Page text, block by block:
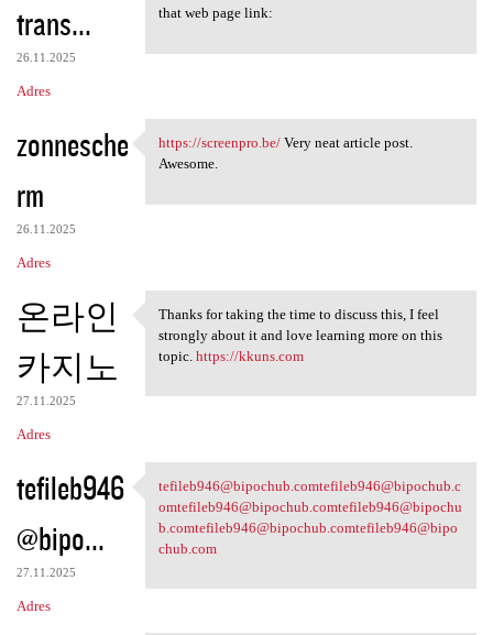
trans...
26.11.2025
Adres
that web page link:
zonnesche
rm
26.11.2025
Adres
https://screenpro.be/ Very
https://screenpro.be/Very neat article post.
Awesome.
온라인
카지노
27.11.2025
Adres
Thanks for taking the time to
Thanks for taking the time to discuss this, I feel
strongly about it and love learning more on this
topic. https://kkuns.com
tefileb946
@bipo...
27.11.2025
Adres
tefileb946@bipochub
tefileb946@bipochub .comtefileb946@bipochub .c
omtefileb946@bipochub .comtefileb946@bipochu
b .comtefileb946@bipochub .comtefileb946@bipo
chub.com